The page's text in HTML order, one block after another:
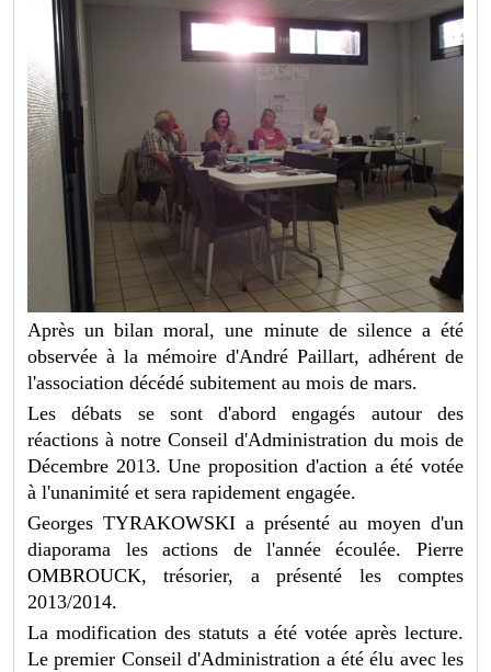
Après un bilan moral, une minute de silence a été
observée à la mémoire d'André Paillart, adhérent de
l'association décédé subitement au mois de mars.
Les débats se sont d'abord engagés autour des
réactions à notre Conseil d'Administration du mois de
Décembre 2013. Une proposition d'action a été votée
à l'unanimité et sera rapidement engagée.
Georges TYRAKOWSKI a présenté au moyen d'un
diaporama les actions de l'année écoulée. Pierre
OMBROUCK, trésorier, a présenté les comptes
2013/2014.
La modification des statuts a été votée après lecture.
Le premier Conseil d'Administration a été élu avec les